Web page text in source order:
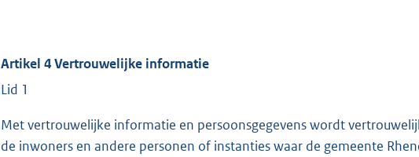
Artikel 4 Vertrouwelijke informatie
Lid 1
Met vertrouwelijke informatie en persoonsgegevens wordt
de inwoners en andere personen of instanties waar de gemeente